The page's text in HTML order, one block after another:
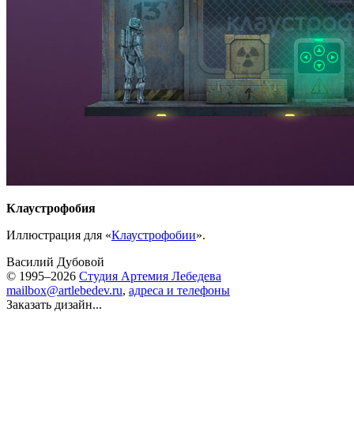
Клаустрофобия
Иллюстрация для «Клаустрофобии».
Василий Дубовой
© 1995–2026 Студия Артемия Лебедева
mailbox@artlebedev.ru, адреса и телефоны
Заказать дизайн...